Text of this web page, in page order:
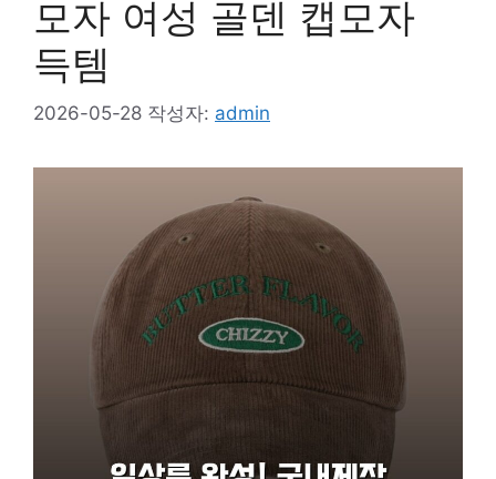
모자 여성 골덴 캡모자
득템
2026-05-28 작성자: admin